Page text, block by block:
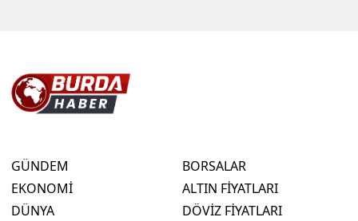
GÜNDEM
EKONOMİ
DÜNYA
BORSALAR
ALTIN FİYATLARI
DÖVİZ FİYATLARI